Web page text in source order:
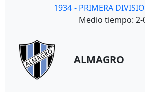
1934 - PRIMERA
Medio tiempo: 2-
ALMAGRO